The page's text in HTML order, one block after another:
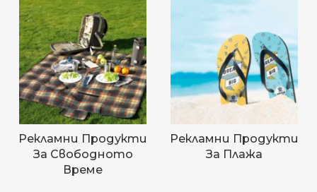
Рекламни Продукти
За Свободното
Време
Рекламни Продукти
За Плажа